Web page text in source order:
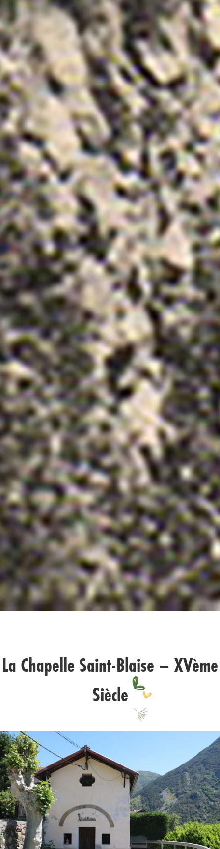
La Chapelle Saint-Blaise – XVème
Siècle